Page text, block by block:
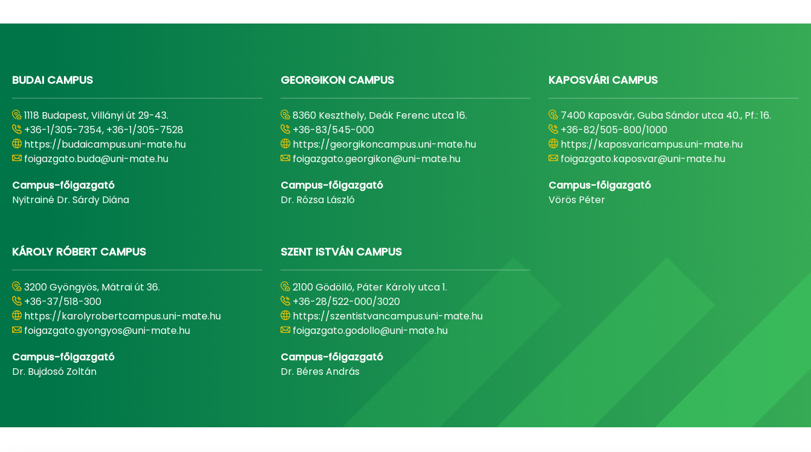
BUDAI CAMPUS
1118 Budapest, Villányi út 29-43.
+36-1/305-7354, +36-1/305-7528
https://budaicampus.uni-mate.hu
foigazgato.buda@uni-mate.hu
Campus-főigazgató
Nyitrainé Dr. Sárdy Diána
GEORGIKON CAMPUS
8360 Keszthely, Deák Ferenc utca 16.
+36-83/545-000
https://georgikoncampus.uni-mate.hu
foigazgato.georgikon@uni-mate.hu
Campus-főigazgató
Dr. Rózsa László
KAPOSVÁRI CAMPUS
7400 Kaposvár, Guba Sándor utca 40., Pf.: 16.
+36-82/505-800/1000
https://kaposvaricampus.uni-mate.hu
foigazgato.kaposvar@uni-mate.hu
Campus-főigazgató
Vörös Péter
KÁROLY RÓBERT CAMPUS
3200 Gyöngyös, Mátrai út 36.
+36-37/518-300
https://karolyrobertcampus.uni-mate.hu
foigazgato.gyongyos@uni-mate.hu
Campus-főigazgató
Dr. Bujdosó Zoltán
SZENT ISTVÁN CAMPUS
2100 Gödöllő, Páter Károly utca 1.
+36-28/522-000/3020
https://szentistvancampus.uni-mate.hu
foigazgato.godollo@uni-mate.hu
Campus-főigazgató
Dr. Béres András